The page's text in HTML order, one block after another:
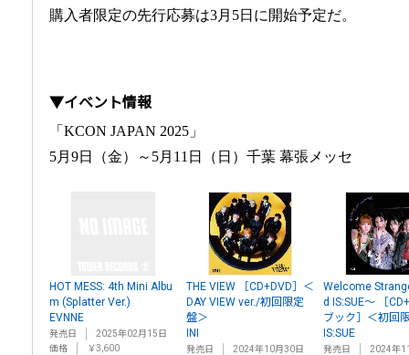
購入者限定の先行応募は3月5日に開始予定だ。
▼イベント情報
「KCON JAPAN 2025」
5月9日（金）～5月11日（日）千葉 幕張メッセ
HOT MESS: 4th Mini Albu
m (Splatter Ver.)
EVNNE
発売日
2025年02月15日
価格
￥3,600
THE VIEW ［CD+DVD］＜
DAY VIEW ver./初回限定
盤＞
INI
発売日
2024年10月30日
Welcome
d IS:SUE～ ［
ブック］＜初回
IS:SUE
発売日
2024年